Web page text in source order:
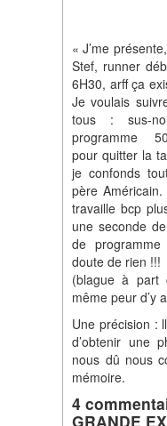
« J’me
Stef, runner
6H30, arff ça
Je voulais
tous : sus-
programme
pour quitter la
je confonds
père
travaille bcp
une seconde
de
doute de rien !!!
(blague à part
même peur d’y
Une précision :
d’obtenir une
nous dû nous
mémoire.
4
GRANDE